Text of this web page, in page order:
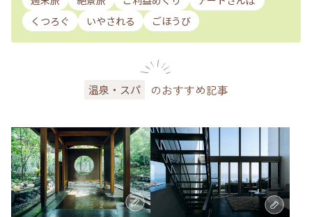
くつろぐ
いやされる ごほうび
温泉・スパ のおすすめ記事